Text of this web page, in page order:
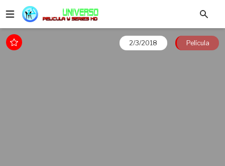
2/3/2018 Película